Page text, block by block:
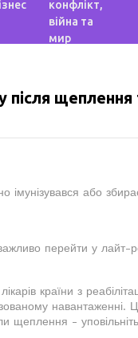
конфлікт,
війна та
мир
після
або
перейти у
країни з
навантаженні.
щеплення -